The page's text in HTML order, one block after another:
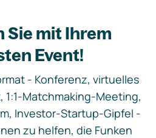
Sie mit Ihrem
Event!
- Konferenz, virtuelles
1:1-Matchmaking-Meeting,
Investor-Startup-Gipfel -
zu helfen, die Funken